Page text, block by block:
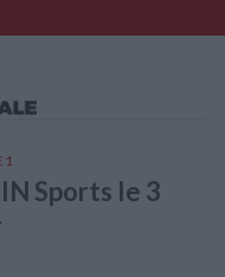
1
Sports le 3